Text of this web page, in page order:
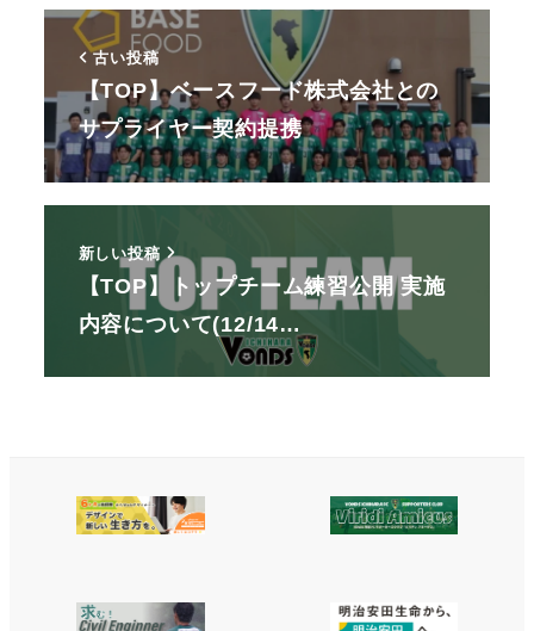
古い投稿
【TOP】ベースフード株式会社との
サプライヤー契約提携
新しい投稿
【TOP】トップチーム練習公開 実施
内容について(12/14…